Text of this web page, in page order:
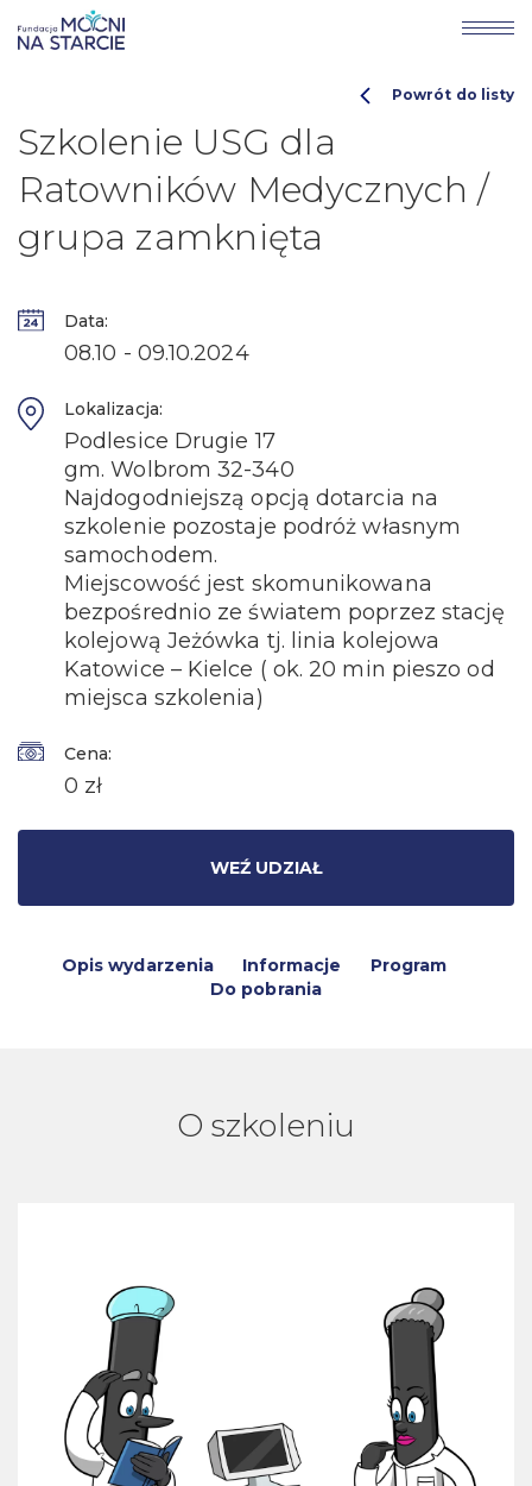
Szkolenie USG dla
Ratowników Medycznych /
grupa zamknięta
Powrót do listy
Data:
08.10 - 09.10.2024
Lokalizacja:
Podlesice Drugie 17
gm. Wolbrom 32-340
Najdogodniejszą opcją dotarcia na
szkolenie pozostaje podróż własnym
samochodem.
Miejscowość jest skomunikowana
bezpośrednio ze światem poprzez stację
kolejową Jeżówka tj. linia kolejowa
Katowice – Kielce ( ok. 20 min pieszo od
miejsca szkolenia)
Cena:
0 zł
WEŹ UDZIAŁ
Opis wydarzenia Informacje
Program
Do pobrania
O szkoleniu